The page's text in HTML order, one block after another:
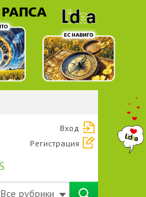
Вход
Регистрация
Все рубрики